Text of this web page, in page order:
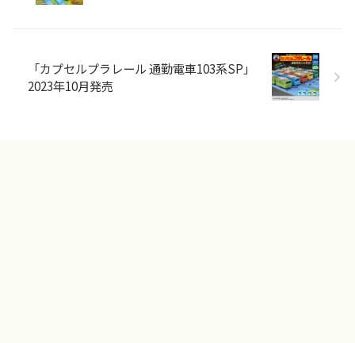
「カプセルプラレール 通勤電車103系SP」
2023年10月発売